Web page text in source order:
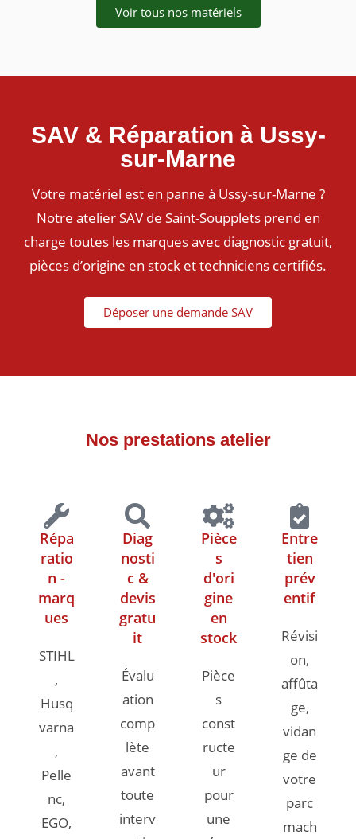
Voir tous nos matériels
SAV & Réparation à Ussy-
sur-Marne
Votre matériel est en panne à Ussy-sur-Marne ?
Notre atelier SAV de Saint-Soupplets prend en
charge toutes les marques avec diagnostic gratuit,
pièces d’origine en stock et techniciens certifiés.
Déposer une demande SAV
Nos prestations atelier
Répa
ratio
n -
marq
ues
STIHL
,
Husq
varna
,
Pelle
nc,
EGO,
Diag
nosti
c &
devis
gratu
it
Évalu
ation
comp
lète
avant
toute
interv
Pièce
s
d'ori
gine
en
stock
Pièce
s
const
ructe
ur
pour
une
Entre
tien
prév
entif
Révisi
on,
affûta
ge,
vidan
ge de
votre
parc
mach